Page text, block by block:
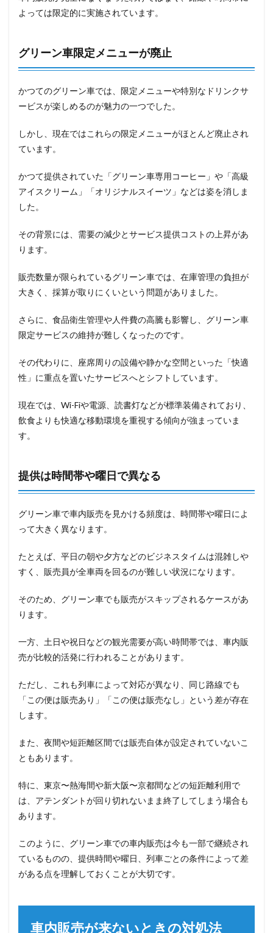
よっては限定的に実施されています。
グリーン車限定メニューが廃止
かつてのグリーン車では、限定メニューや特別なドリンクサ
ービスが楽しめるのが魅力の一つでした。
しかし、現在ではこれらの限定メニューがほとんど廃止され
ています。
かつて提供されていた「グリーン車専用コーヒー」や「高級
アイスクリーム」「オリジナルスイーツ」などは姿を消しま
した。
その背景には、需要の減少とサービス提供コストの上昇があ
ります。
販売数量が限られているグリーン車では、在庫管理の負担が
大きく、採算が取りにくいという問題がありました。
さらに、食品衛生管理や人件費の高騰も影響し、グリーン車
限定サービスの維持が難しくなったのです。
その代わりに、座席周りの設備や静かな空間といった「快適
性」に重点を置いたサービスへとシフトしています。
現在では、Wi-Fiや電源、読書灯などが標準装備されており、
飲食よりも快適な移動環境を重視する傾向が強まっていま
す。
提供は時間帯や曜日で異なる
グリーン車で車内販売を見かける頻度は、時間帯や曜日によ
って大きく異なります。
たとえば、平日の朝や夕方などのビジネスタイムは混雑しや
すく、販売員が全車両を回るのが難しい状況になります。
そのため、グリーン車でも販売がスキップされるケースがあ
ります。
一方、土日や祝日などの観光需要が高い時間帯では、車内販
売が比較的活発に行われることがあります。
ただし、これも列車によって対応が異なり、同じ路線でも
「この便は販売あり」「この便は販売なし」という差が存在
します。
また、夜間や短距離区間では販売自体が設定されていないこ
ともあります。
特に、東京〜熱海間や新大阪〜京都間などの短距離利用で
は、アテンダントが回り切れないまま終了してしまう場合も
あります。
このように、グリーン車での車内販売は今も一部で継続され
ているものの、提供時間や曜日、列車ごとの条件によって差
がある点を理解しておくことが大切です。
車内販売が来ないときの対処法